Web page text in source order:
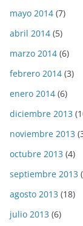
mayo 2014 (7)
abril 2014 (5)
marzo 2014 (6)
febrero 2014 (3)
enero 2014 (6)
diciembre 2013
noviembre 2013
octubre 2013 (4)
septiembre 2013
agosto 2013 (18)
julio 2013 (6)